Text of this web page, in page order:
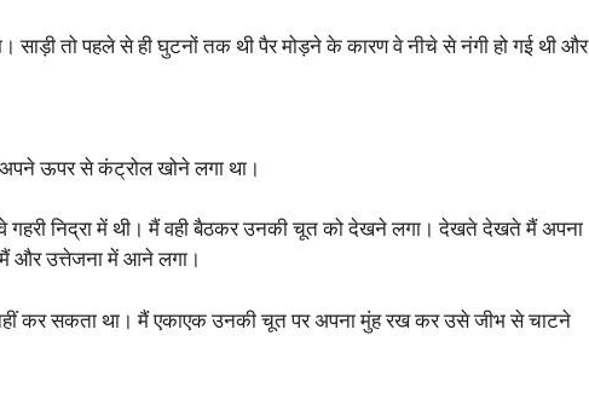
साड़ी तो पहले से ही घुटनों तक थी पैर मोड़ने के कारण वे नीचे से नंगी हो गई थी और
ऊपर से कंट्रोल खोने लगा था।
गहरी निद्रा में थी। मैं वही बैठकर उनकी चूत को देखने लगा। देखते देखते मैं अपना
और उत्तेजना में आने लगा।
कर सकता था। मैं एकाएक उनकी चूत पर अपना मुंह रख कर उसे जीभ से चाटने